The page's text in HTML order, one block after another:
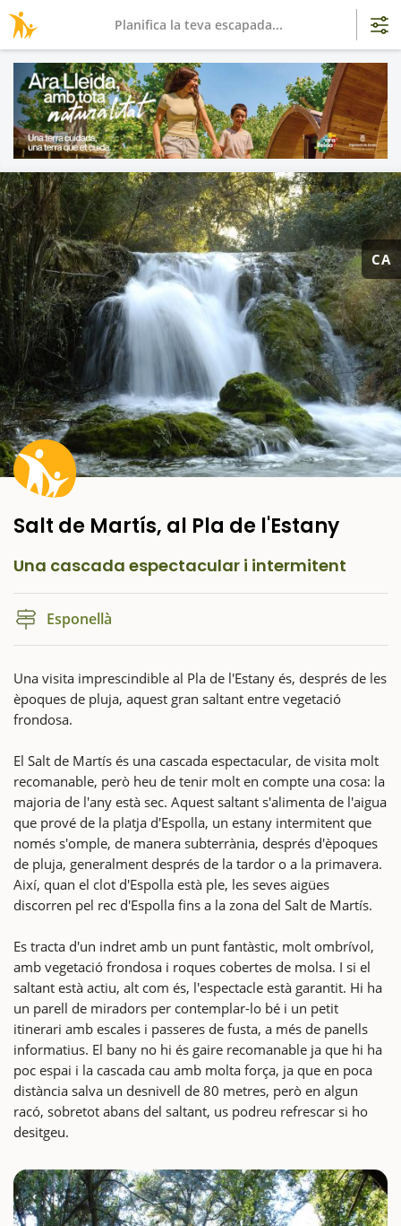
CA
Salt de Martís, al Pla de l'Estany
Una cascada espectacular i intermitent
Esponellà
Una visita imprescindible al Pla de l'Estany és, després de les
èpoques de pluja, aquest gran saltant entre vegetació
frondosa.
El Salt de Martís és una cascada espectacular, de visita molt
recomanable, però heu de tenir molt en compte una cosa: la
majoria de l'any està sec. Aquest saltant s'alimenta de l'aigua
que prové de la platja d'Espolla, un estany intermitent que
només s'omple, de manera subterrània, després d'èpoques
de pluja, generalment després de la tardor o a la primavera.
Així, quan el clot d'Espolla està ple, les seves aigües
discorren pel rec d'Espolla fins a la zona del Salt de Martís.
Es tracta d'un indret amb un punt fantàstic, molt ombrívol,
amb vegetació frondosa i roques cobertes de molsa. I si el
saltant està actiu, alt com és, l'espectacle està garantit. Hi ha
un parell de miradors per contemplar-lo bé i un petit
itinerari amb escales i passeres de fusta, a més de panells
informatius. El bany no hi és gaire recomanable ja que hi ha
poc espai i la cascada cau amb molta força, ja que en poca
distància salva un desnivell de 80 metres, però en algun
racó, sobretot abans del saltant, us podreu refrescar si ho
desitgeu.
Planifica la teva escapada...